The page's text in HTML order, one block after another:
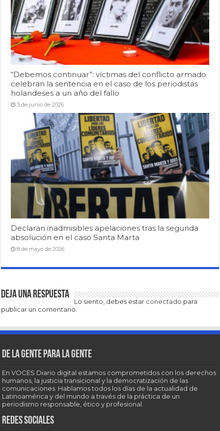
“Debemos continuar”: víctimas del conflicto armado
celebran la sentencia en el caso de los periodistas
holandeses a un año del fallo
3 de junio de 2026
Declaran inadmisibles apelaciones tras la segunda
absolución en el caso Santa Marta
8 de mayo de 2026
Deja una respuesta
Lo siento, debes estar conectado para
publicar un comentario.
De la gente para la gente
En VOCES Diario digital estamos comprometidos con los derechos
humanos, la justicia transicional y la democratización de las
comunicaciones. Hablamos todos los días de la actualidad de
Latinoamérica y del mundo a través de la práctica de un
periodismo responsable, ético y profesional.
Redes sociales